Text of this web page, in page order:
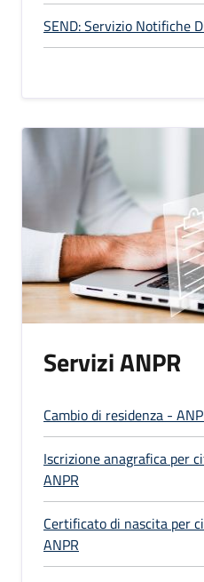
SEND: Servizio Notifiche
Servizi ANPR
Cambio di residenza -
Iscrizione anagrafica per
ANPR
Certificato di nascita per
ANPR